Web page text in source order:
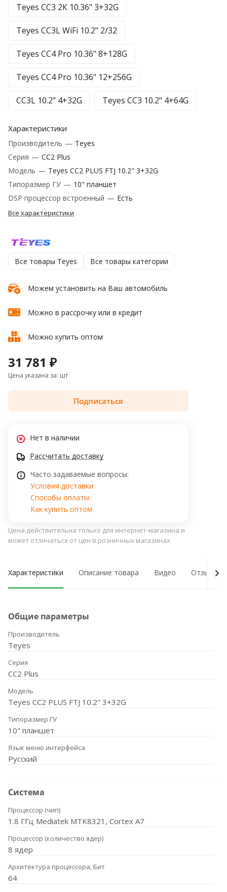
Teyes CC3 2К 10.36" 3+32G
Teyes CC3L WiFi 10.2" 2/32
Teyes CC4 Pro 10.36" 8+128G
Teyes CC4 Pro 10.36" 12+256G
CC3L 10.2" 4+32G Teyes CC3 10.2" 4+64G
Характеристики
Производитель — Teyes
Серия — CC2 Plus
Модель — Teyes CC2 PLUS FTJ 10.2" 3+32G
Типоразмер ГУ — 10" планшет
DSP процессор встроенный — Есть
Все характеристики
Все товары Teyes Все товары категории
Можем установить на Ваш автомобиль
Можно в рассрочку или в кредит
Можно купить оптом
31 781 ₽
Цена указана за: шт
Подписаться
Нет в наличии
Рассчитать доставку
Часто задаваемые вопросы:
Условия доставки
Способы оплаты
Как купить оптом
Цена действительна только для интернет-магазина и
может отличаться от цен в розничных магазинах
Характеристики Описание товара Видео Отзывы о
Общие параметры
Производитель
Teyes
Серия
CC2 Plus
Модель
Teyes CC2 PLUS FTJ 10.2" 3+32G
Типоразмер ГУ
10" планшет
Язык меню интерфейса
Русский
Система
Процессор (чип)
1.8 ГГц Mediatek MTK8321, Cortex A7
Процессор (количество ядер)
8 ядер
Архитектура процессора, Бит
64